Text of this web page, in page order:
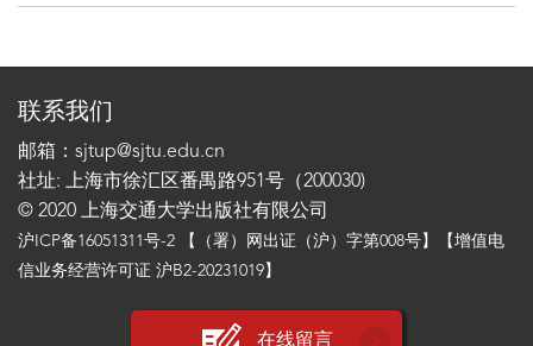
联系我们
邮箱：sjtup@sjtu.edu.cn
社址: 上海市徐汇区番禺路951号（200030)
© 2020 上海交通大学出版社有限公司
沪ICP备16051311号-2 【（署）网出证（沪）字第008号】【增值电
信业务经营许可证 沪B2-20231019】
在线留言